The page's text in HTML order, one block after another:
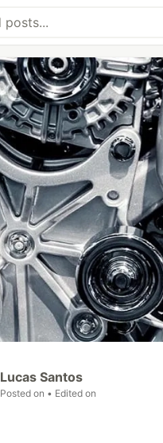
Lucas Santos
Posted on • Edited on